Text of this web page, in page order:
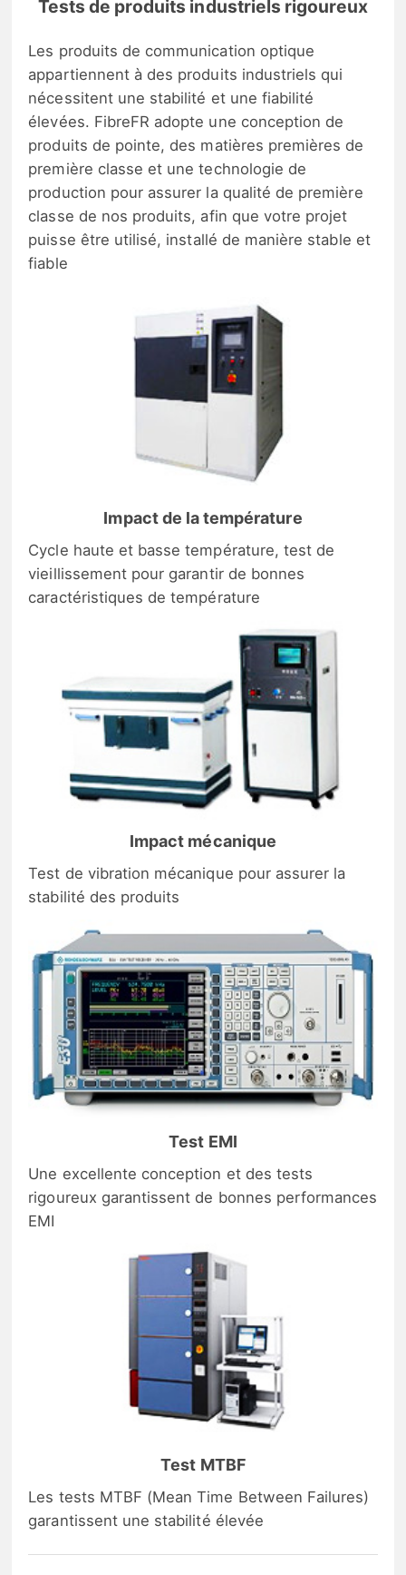
Tests de produits industriels rigoureux
Les produits de communication optique
appartiennent à des produits industriels qui
nécessitent une stabilité et une fiabilité
élevées. FibreFR adopte une conception de
produits de pointe, des matières premières de
première classe et une technologie de
production pour assurer la qualité de première
classe de nos produits, afin que votre projet
puisse être utilisé, installé de manière stable et
fiable
Impact de la température
Cycle haute et basse température, test de
vieillissement pour garantir de bonnes
caractéristiques de température
Impact mécanique
Test de vibration mécanique pour assurer la
stabilité des produits
Test EMI
Une excellente conception et des tests
rigoureux garantissent de bonnes performances
EMI
Test MTBF
Les tests MTBF (Mean Time Between Failures)
garantissent une stabilité élevée